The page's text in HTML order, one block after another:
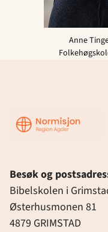
Anne
Region
Agder
Besøk og
Bibelskolen i
Østerhusmonen 81
4879 GRIMSTAD